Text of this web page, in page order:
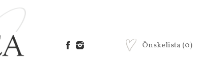
Önskelista (0)